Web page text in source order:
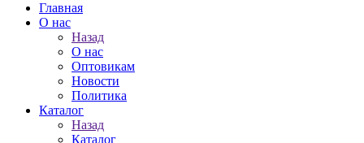
Главная
О нас
Назад
О нас
Оптовикам
Новости
Политика
Каталог
Назад
Каталог